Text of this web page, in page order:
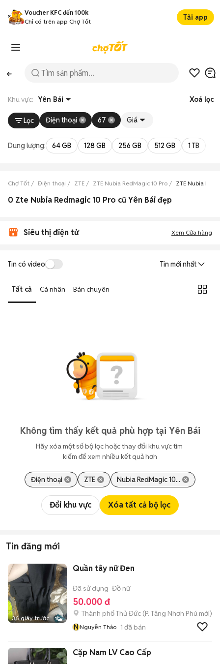
Voucher KFC đến 100k
Chỉ có trên app Chợ Tốt
Tải app
Khu vực: Yên Bái Xoá lọc
Lọc Điện thoại 67 Giá
Dung lượng: 64 GB 128 GB 256 GB 512 GB 1 TB
Chợ Tốt Điện thoại ZTE ZTE Nubia RedMagic 10 Pro ZTE Nubia
0 Zte Nubia Redmagic 10 Pro cũ Yên Bái đẹp
Siêu thị điện tử Xem Cửa hàng
Tin có video Tin mới nhất
Tất cả Cá nhân Bán chuyên
Không tìm thấy kết quả phù hợp tại Yên Bái
Hãy xóa một số bộ lọc hoặc thay đổi khu vực tìm
kiếm để xem nhiều kết quả hơn
Điện thoại ZTE Nubia RedMagic 10...
Đổi khu vực Xóa tất cả bộ lọc
Tin đăng mới
36 giây trước 1
Quần tây nữ Đen
Đã sử dụng Đồ nữ
50.000 đ
Thành phố Thủ Đức (P. Tăng Nhơn Phú mới)
NNguyễn Thảo 1 đã bán
Cặp Nam LV Cao Cấp